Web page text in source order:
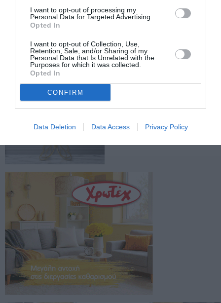
I want to opt-out of processing my
Personal Data for Targeted Advertising.
Opted In
I want to opt-out of Collection, Use,
Retention, Sale, and/or Sharing of my
Personal Data that Is Unrelated with the
Purposes for which it was collected.
Opted In
CONFIRM
Data Deletion Data Access Privacy Policy
Facebook